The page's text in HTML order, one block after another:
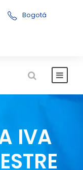
Bogotá
IVA